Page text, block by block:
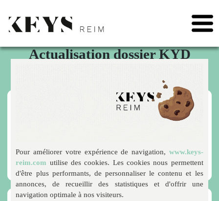
to
Actualisation dossier KYD
Vous avez entrepris d’actualiser votre dossier d’information partenaire KYD, et
Finalisez dès maintenant la mise à jour de votre dossieren téléchargeant
vos documents, à l’aide du formulaire ci-dessous :
Pour améliorer votre expérience de navigation, www.keys-
reim.com utilise des cookies. Les cookies nous permettent
d'être plus performants, de personnaliser le contenu et les
annonces, de recueillir des statistiques et d'offrir une
navigation optimale à nos visiteurs.
our privacy policy for details and any questions.